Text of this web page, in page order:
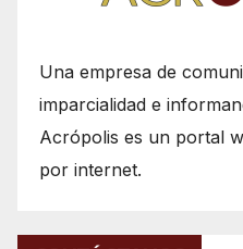
Una empresa de
imparcialidad e
Acrópolis es un portal
por internet.